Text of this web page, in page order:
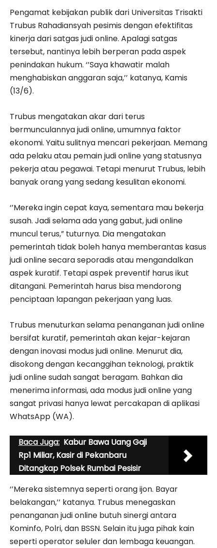
Pengamat kebijakan publik dari Universitas Trisakti
Trubus Rahadiansyah pesimis dengan efektifitas
kinerja dari satgas judi online. Apalagi satgas
tersebut, nantinya lebih berperan pada aspek
penindakan hukum. ‘’Saya khawatir malah
menghabiskan anggaran saja,’’ katanya, Kamis
(13/6).
Trubus mengatakan akar dari terus
bermunculannya judi online, umumnya faktor
ekonomi. Yaitu sulitnya mencari pekerjaan. Memang
ada pelaku atau pemain judi online yang statusnya
pekerja atau pegawai. Tetapi menurut Trubus, lebih
banyak orang yang sedang kesulitan ekonomi.
‘’Mereka ingin cepat kaya, sementara mau bekerja
susah. Jadi selama ada yang gabut, judi online
muncul terus,” tuturnya. Dia mengatakan
pemerintah tidak boleh hanya memberantas kasus
judi online secara seporadis atau mengandalkan
aspek kuratif. Tetapi aspek preventif harus ikut
ditangani. Pemerintah harus bisa mendorong
penciptaan lapangan pekerjaan yang luas.
Trubus menuturkan selama penanganan judi online
bersifat kuratif, pemerintah akan kejar-kejaran
dengan inovasi modus judi online. Menurut dia,
disokong dengan kecanggihan teknologi, praktik
judi online sudah sangat beragam. Bahkan dia
menerima informasi, ada modus judi online yang
sangat privasi hanya lewat percakapan di aplikasi
WhatsApp (WA).
Baca Juga: Kabur Bawa Uang Gaji
Rp1 Miliar, Kasir di Pekanbaru
Ditangkap Polsek Rumbai Pesisir
‘’Mereka sistemnya seperti orang ijon. Bayar
belakangan,’’ katanya. Trubus menegaskan
penanganan judi online butuh sinergi antara
Kominfo, Polri, dan BSSN. Selain itu juga pihak kain
seperti operator seluler dan lembaga keuangan.